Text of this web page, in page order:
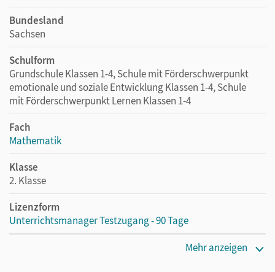
Bundesland
Sachsen
Schulform
Grundschule Klassen 1-4, Schule mit Förderschwerpunkt
emotionale und soziale Entwicklung Klassen 1-4, Schule
mit Förderschwerpunkt Lernen Klassen 1-4
Fach
Mathematik
Klasse
2. Klasse
Lizenzform
Unterrichtsmanager Testzugang - 90 Tage
Mehr anzeigen